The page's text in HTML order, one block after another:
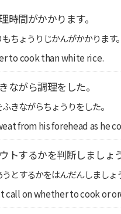
時間がかかります。
ちょうりじかんがかかります。
to cook than white rice.
ながら調理をした。
きながらちょうりをした。
from his forehead as he
トするかを判断しましょう
とするかをはんだんしましょ
call on whether to cook or